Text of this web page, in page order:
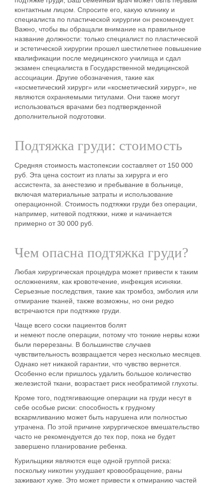
контактным лицом. Спросите его, какую клинику и
специалиста по пластической хирургии он рекомендует.
Важно, чтобы вы обращали внимание на правильное
название должности: только специалист по пластической
и эстетической хирургии прошел шестилетнее повышение
квалификации после медицинского училища и сдал
экзамен специалиста в Государственной медицинской
ассоциации. Другие обозначения, такие как
«косметический хирург» или «косметический хирург», не
являются охраняемыми титулами. Они также могут
использоваться врачами без подтвержденной
дополнительной подготовки.
Подтяжка груди: стоимость
Средняя стоимость мастопексии составляет от 150 000
руб. Эта цена состоит из платы за хирурга и его
ассистента, за анестезию и пребывание в больнице,
включая материальные затраты и использование
операционной. Стоимость подтяжки груди без операции,
например, нитевой подтяжки , ниже и начинается
примерно от 30 000 руб.
Чем опасна подтяжка груди?
Любая хирургическая процедура может привести к таким
осложнениям, как кровотечение, инфекция исиняки
Серьезные последствия, такие как тромбоз, эмболия или
отмирание тканей, также возможны, но они редко
встречаются при подтяжке груди
Чаще всего соски пациентов болят
и немеютпосле операции , потому что тонкие нервы кожи
были перерезаны. В большинстве случаев
чувствительность возвращается через несколько месяцев.
Однако нет никакой гарантии, что чувство вернется.
Особенно если пришлось удалить большое количество
железистой ткани, возрастает риск необратимой глухоты.
Кроме того, подтягивающие операции на груди несут в
себе особые риски: способность к грудному
вскармливанию может быть нарушена или полностью
утрачена. По этой причине хирургическое вмешательство
часто не рекомендуется до тех пор, пока не будет
завершено планирование ребенка.
Курильщики являются еще одной группой риска:
поскольку никотин ухудшает кровообращение, раны
заживают хуже. Это может привести к отмиранию частей